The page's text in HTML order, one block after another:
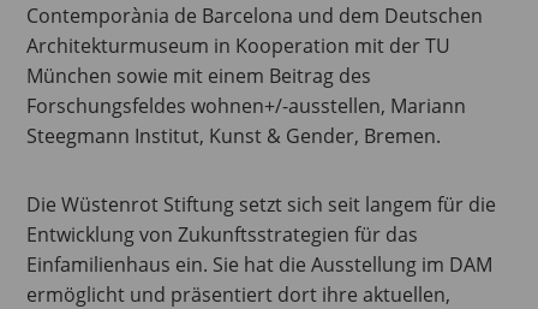
Contemporània de Barcelona und dem Deutschen
Architekturmuseum in Kooperation mit der TU
München sowie mit einem Beitrag des
Forschungsfeldes wohnen+/-ausstellen, Mariann
Steegmann Institut, Kunst & Gender, Bremen.
Die Wüstenrot Stiftung setzt sich seit langem für die
Entwicklung von Zukunftsstrategien für das
Einfamilienhaus ein. Sie hat die Ausstellung im DAM
ermöglicht und präsentiert dort ihre aktuellen,